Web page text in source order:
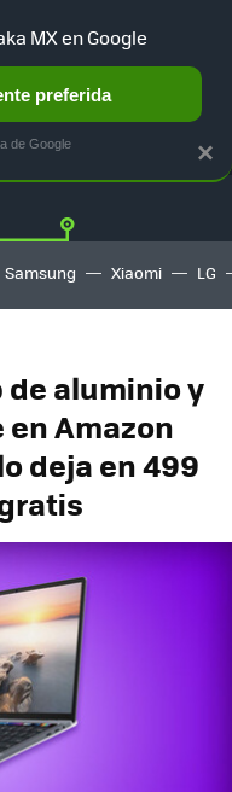
LIBRE
Samsung Xiaomi LG
aluminio y
Amazon
deja en 499
×
MX en Google
preferida
de Google